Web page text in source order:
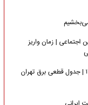
اجتماعی | زمان واریز
برنامه قطعی برق تهران یکشنبه ۱۸ مرداد ۱۴۰۵ | جدول قطعی برق تهران